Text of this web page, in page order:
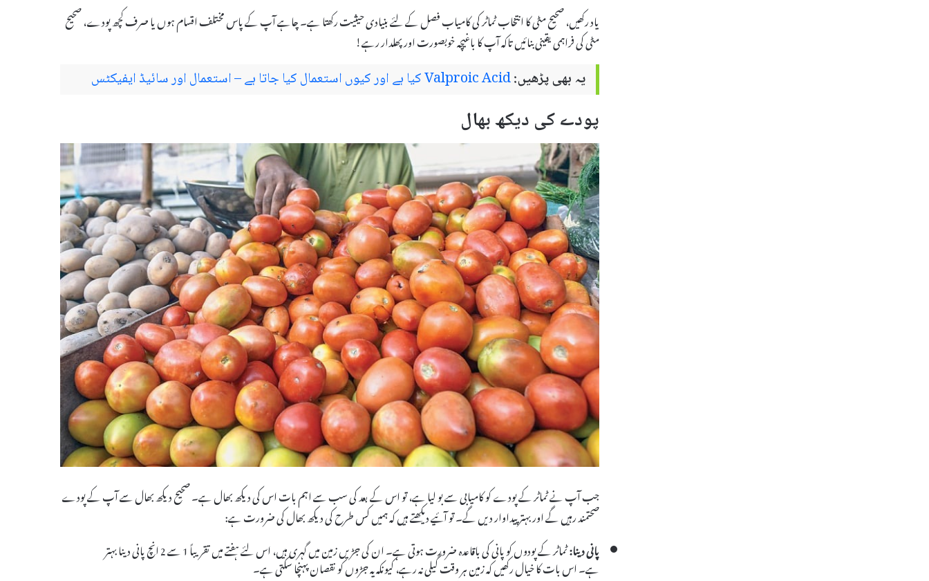
یاد رکھیں، صحیح مٹی کا انتخاب ٹماٹر کی کامیاب فصل کے لئے بنیادی حیثیت رکھتا ہے۔ چاہے آپ کے پاس مختلف اقسام ہوں یا صرف کچھ پودے، صحیح
مٹی کی فراہمی یقینی بنائیں تاکہ آپ کا باغیچہ خوبصورت اور پھلدار رہے!
یہ بھی پڑھیں:Valproic Acid کیا ہے اور کیوں استعمال کیا جاتا ہے – استعمال اور سائیڈ ایفیکٹس
پودے کی دیکھ بھال
جب آپ نے ٹماٹر کے پودے کو کامیابی سے بو لیا ہے، تو اس کے بعد کی سب سے اہم بات اس کی دیکھ بھال ہے۔ صحیح دیکھ بھال سے آپ کے پودے
صحتمند رہیں گے اور بہتر پیداوار دیں گے۔ تو آئیے دیکھتے ہیں کہ ہمیں کس طرح کی دیکھ بھال کی ضرورت ہے:
پانی دینا:
ٹماٹر کے پودوں کو پانی کی باقاعدہ ضرورت ہوتی ہے۔ ان کی جڑیں زمین میں گہری ہیں، اس لئے ہفتے میں تقریباً 1 سے 2 انچ پانی دینا بہتر
ہے۔ اس بات کا خیال رکھیں کہ زمین ہر وقت گیلی نہ رہے، کیونکہ یہ جڑوں کو نقصان پہنچا سکتی ہے۔